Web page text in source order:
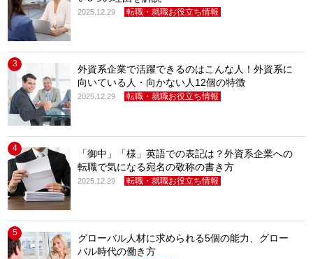
2025.12.29 転職・就職お役立ち情報
3
外資系企業で活躍できるのはこんな人！外資系に
向いている人・向かない人12個の特徴
2025.12.29 転職・就職お役立ち情報
4
「御中」「様」英語での表記は？外資系企業への
転職で気になる宛名の敬称の書き方
2025.12.29 転職・就職お役立ち情報
5
グローバル人材に求められる5個の能力、グロー
バル時代の働き方